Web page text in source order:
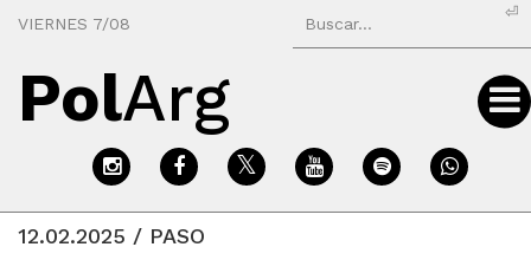
VIERNES 7/08
⏎
PolArg
12.02.2025 / PASO